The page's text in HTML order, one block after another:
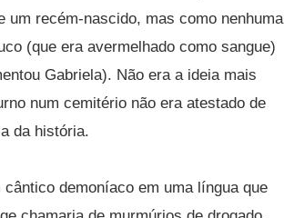
um recém-nascido, mas como nenhuma
(que era avermelhado como sangue)
Gabriela). Não era a ideia mais
num cemitério não era atestado de
da história.
demoníaco em uma língua que